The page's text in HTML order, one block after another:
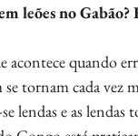
leões no Gabão?
acontece quando
tornam cada vez
lendas e as lendas